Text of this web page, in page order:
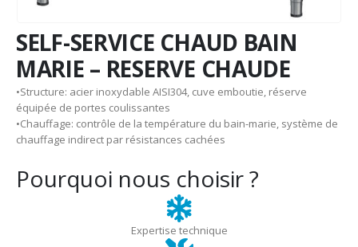
SELF-SERVICE CHAUD BAIN
MARIE – RESERVE CHAUDE
•Structure: acier inoxydable AISI304, cuve emboutie, réserve
équipée de portes coulissantes
•Chauffage: contrôle de la température du bain-marie, système de
chauffage indirect par résistances cachées
Pourquoi nous choisir ?
Expertise technique